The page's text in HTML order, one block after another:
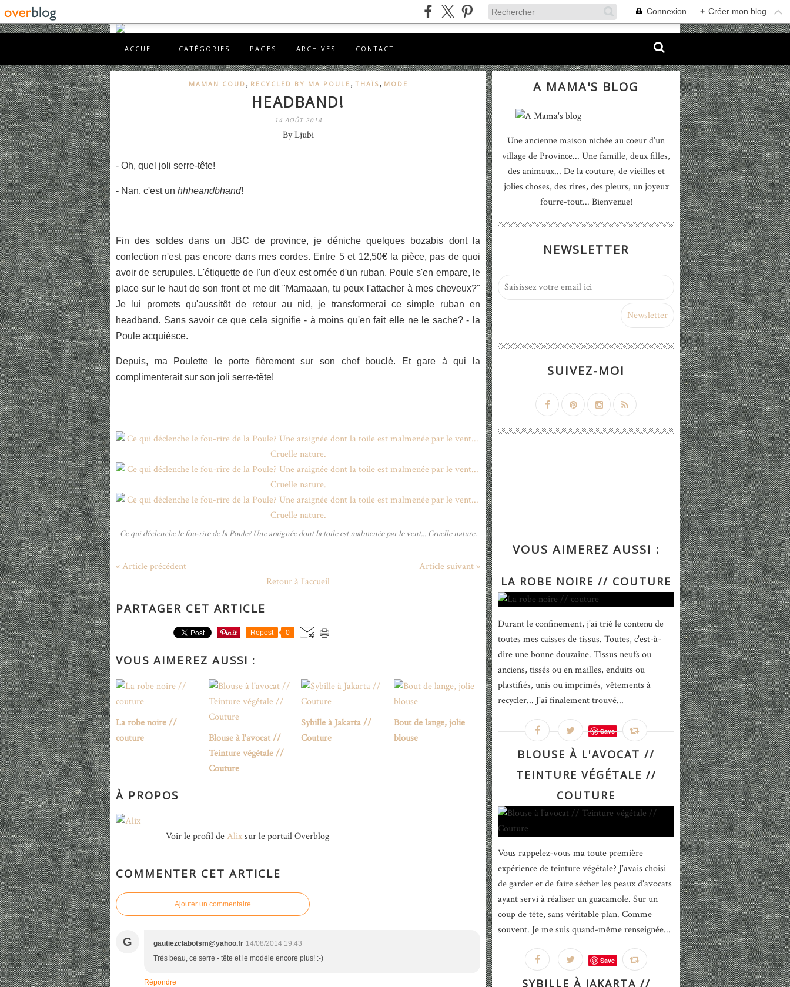
Connexion + Créer mon blog
ACCUEIL CATÉGORIES PAGES ARCHIVES CONTACT
MAMAN COUD , RECYCLED BY MA POULE , THAÏS, MODE
HEADBAND!
14 AOÛT 2014
By Ljubi
- Oh, quel joli serre-tête!
- Nan, c'est un hhheandbhand!
Fin des soldes dans un JBC de province, je déniche quelques bozabis dont la
confection n'est pas encore dans mes cordes. Entre 5 et 12,50€ la pièce, pas de quoi
avoir de scrupules. L'étiquette de l'un d'eux est ornée d'un ruban. Poule s'en empare, le
place sur le haut de son front et me dit "Mamaaan, tu peux l'attacher à mes cheveux?"
Je lui promets qu'aussitôt de retour au nid, je transformerai ce simple ruban en
headband. Sans savoir ce que cela signifie - à moins qu'en fait elle ne le sache? - la
Poule acquièsce.
Depuis, ma Poulette le porte fièrement sur son chef bouclé. Et gare à qui la
complimenterait sur son joli serre-tête!
Ce qui déclenche le fou-rire de la Poule? Une araignée dont la toile est malmenée par le vent... Cruelle nature.
« Article précédent
Article suivant »
Retour à l'accueil
PARTAGER CET ARTICLE
Repost 0
VOUS AIMEREZ AUSSI :
La robe noire //
couture
Blouse à l'avocat //
Teinture végétale //
Couture
Sybille à Jakarta //
Couture
Bout de lange, jolie
blouse
À PROPOS
Voir le profil deAlixsur le portail Overblog
COMMENTER CET ARTICLE
Ajouter un commentaire
G gautiezclabotsm@yahoo.fr 14/08/2014 19:43
Très beau, ce serre - tête et le modèle encore plus! :-)
Répondre
A MAMA'S BLOG
Une ancienne maison nichée au coeur d’un
village de Province... Une famille, deux filles,
des animaux... De la couture, de vieilles et
jolies choses, des rires, des pleurs, un joyeux
fourre-tout... Bienvenue!
NEWSLETTER
SUIVEZ-MOI
VOUS AIMEREZ AUSSI :
LA ROBE NOIRE // COUTURE
Durant le confinement, j'ai trié le contenu de
toutes mes caisses de tissus. Toutes, c'est-à-
dire une bonne douzaine. Tissus neufs ou
anciens, tissés ou en mailles, enduits ou
plastifiés, unis ou imprimés, vêtements à
recycler... J'ai finalement trouvé...
Save
BLOUSE À L'AVOCAT //
TEINTURE VÉGÉTALE //
COUTURE
Vous rappelez-vous ma toute première
expérience de teinture végétale? J'avais choisi
de garder et de faire sécher les peaux d'avocats
ayant servi à réaliser un guacamole. Sur un
coup de tête, sans véritable plan. Comme
souvent. Je me suis quand-même renseignée...
Save
SYBILLE À JAKARTA //